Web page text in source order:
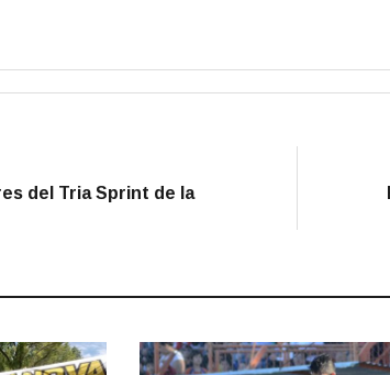
del Tria Sprint de la